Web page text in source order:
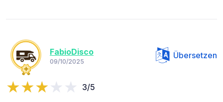
FabioDisco
09/10/2025
Übersetzen
3/5